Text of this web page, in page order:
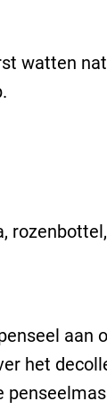
watten
rozenbottel,
aan
het